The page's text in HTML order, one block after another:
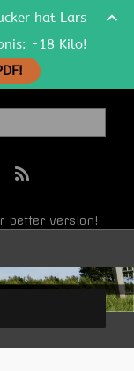
better version!
hat Lars
-18 Kilo!